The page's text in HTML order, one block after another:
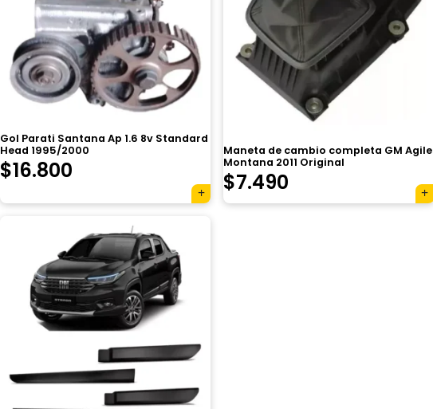
Gol Parati Santana Ap 1.6 8v Standard
Head 1995/2000
$16.800
Maneta de cambio completa GM Agile
Montana 2011 Original
$7.490